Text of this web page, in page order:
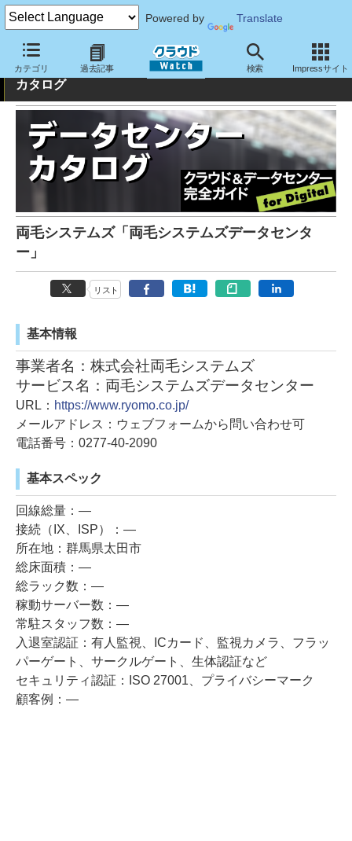
Powered by Translate
カテゴリ 過去記事 検索 Impressサイト
クラウド&データセンター完全ガイド：データセンター
カタログ
両毛システムズ「両毛システムズデータセンタ
ー」
リスト
基本情報
事業者名：株式会社両毛システムズ
サービス名：両毛システムズデータセンター
URL： https://www.ryomo.co.jp/
メールアドレス：ウェブフォームから問い合わせ可
電話番号：0277-40-2090
基本スペック
回線総量：―
接続（IX、ISP）：―
所在地：群馬県太田市
総床面積：―
総ラック数：―
稼動サーバー数：―
常駐スタッフ数：―
入退室認証：有人監視、ICカード、監視カメラ、フラッ
パーゲート、サークルゲート、生体認証など
セキュリティ認証：ISO 27001、プライバシーマーク
顧客例：―